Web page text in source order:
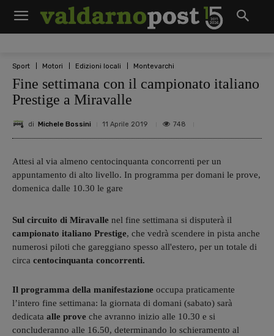
Sport Motori Edizioni locali Montevarchi
Fine settimana con il campionato italiano
Prestige a Miravalle
di Michele Bossini 11 Aprile 2019 748
Attesi al via almeno centocinquanta concorrenti per un
appuntamento di alto livello. In programma per domani le prove,
domenica dalle 10.30 le gare
Sul circuito di Miravalle nel fine settimana si disputerà il
campionato italiano Prestige, che vedrà scendere in pista anche
numerosi piloti che gareggiano spesso all'estero, per un totale di
circa centocinquanta concorrenti.
Il programma della manifestazione occupa praticamente
l’intero fine settimana: la giornata di domani (sabato) sarà
dedicata alle prove che avranno inizio alle 10.30 e si
concluderanno alle 16.50, determinando lo schieramento al